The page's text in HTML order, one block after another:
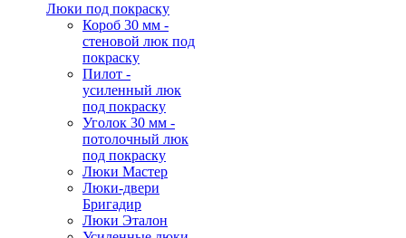
Люки под покраску
Короб 30 мм -
стеновой люк под
покраску
Пилот -
усиленный люк
под покраску
Уголок 30 мм -
потолочный люк
под покраску
Люки Мастер
Люки-двери
Бригадир
Люки Эталон